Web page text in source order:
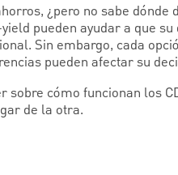
¿pero no sabe
pueden ayudar a que
Sin embargo, cada
pueden afectar su
sobre cómo funcionan los
de la otra.